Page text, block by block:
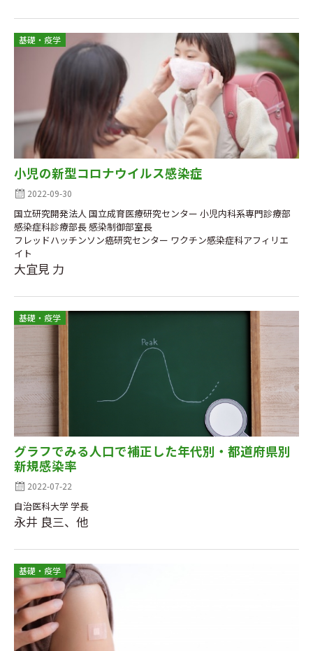
基礎・疫学
小児の新型コロナウイルス感染症
2022-09-30
国立研究開発法人 国立成育医療研究センター 小児内科系専門診療部
感染症科診療部長 感染制御部室長
フレッドハッチンソン癌研究センター ワクチン感染症科アフィリエ
イト
大宜見 力
基礎・疫学
グラフでみる人口で補正した年代別・都道府県別
新規感染率
2022-07-22
自治医科大学 学長
永井 良三、他
基礎・疫学